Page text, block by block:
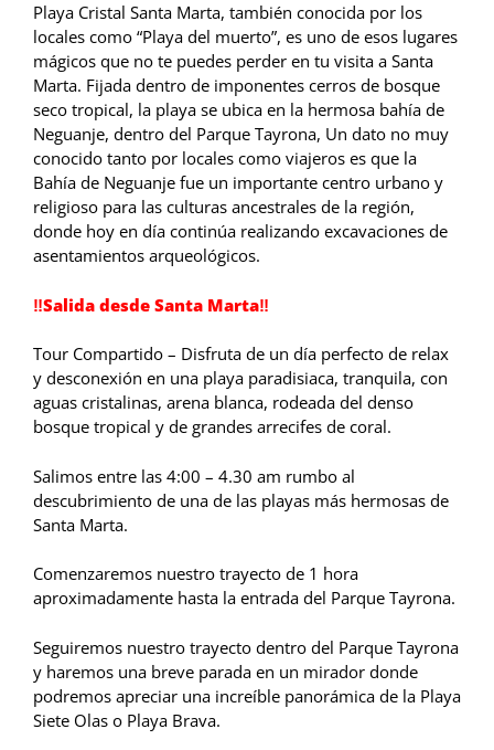
Playa Cristal Santa Marta, también conocida por los
locales como “Playa del muerto”, es uno de esos lugares
mágicos que no te puedes perder en tu visita a Santa
Marta. Fijada dentro de imponentes cerros de bosque
seco tropical, la playa se ubica en la hermosa bahía de
Neguanje, dentro del Parque Tayrona, Un dato no muy
conocido tanto por locales como viajeros es que la
Bahía de Neguanje fue un importante centro urbano y
religioso para las culturas ancestrales de la región,
donde hoy en día continúa realizando excavaciones de
asentamientos arqueológicos.
‼️Salida desde Santa Marta‼️
Tour Compartido – Disfruta de un día perfecto de relax
y desconexión en una playa paradisiaca, tranquila, con
aguas cristalinas, arena blanca, rodeada del denso
bosque tropical y de grandes arrecifes de coral.
Salimos entre las 4:00 – 4.30 am rumbo al
descubrimiento de una de las playas más hermosas de
Santa Marta.
Comenzaremos nuestro trayecto de 1 hora
aproximadamente hasta la entrada del Parque Tayrona.
Seguiremos nuestro trayecto dentro del Parque Tayrona
y haremos una breve parada en un mirador donde
podremos apreciar una increíble panorámica de la Playa
Siete Olas o Playa Brava.